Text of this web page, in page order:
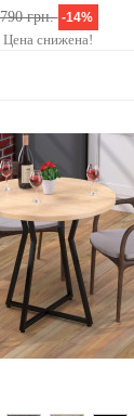
грн. -14%
Цена снижена!